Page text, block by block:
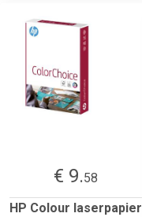
€ 9.58
HP Colour laserpapier